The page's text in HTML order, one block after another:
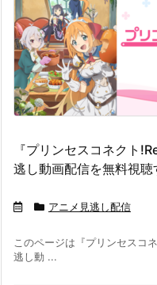
『プリンセスコネクト
逃し動画配信を無料視
アニメ見逃し配信
このページは『プリンセスコ
逃し動 ...